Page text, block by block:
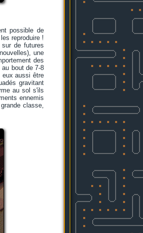
possible de
reproduire !
de futures
une
des
bout de 7-8
eux aussi être
gravitant
au sol s'ils
ennemis
classe,